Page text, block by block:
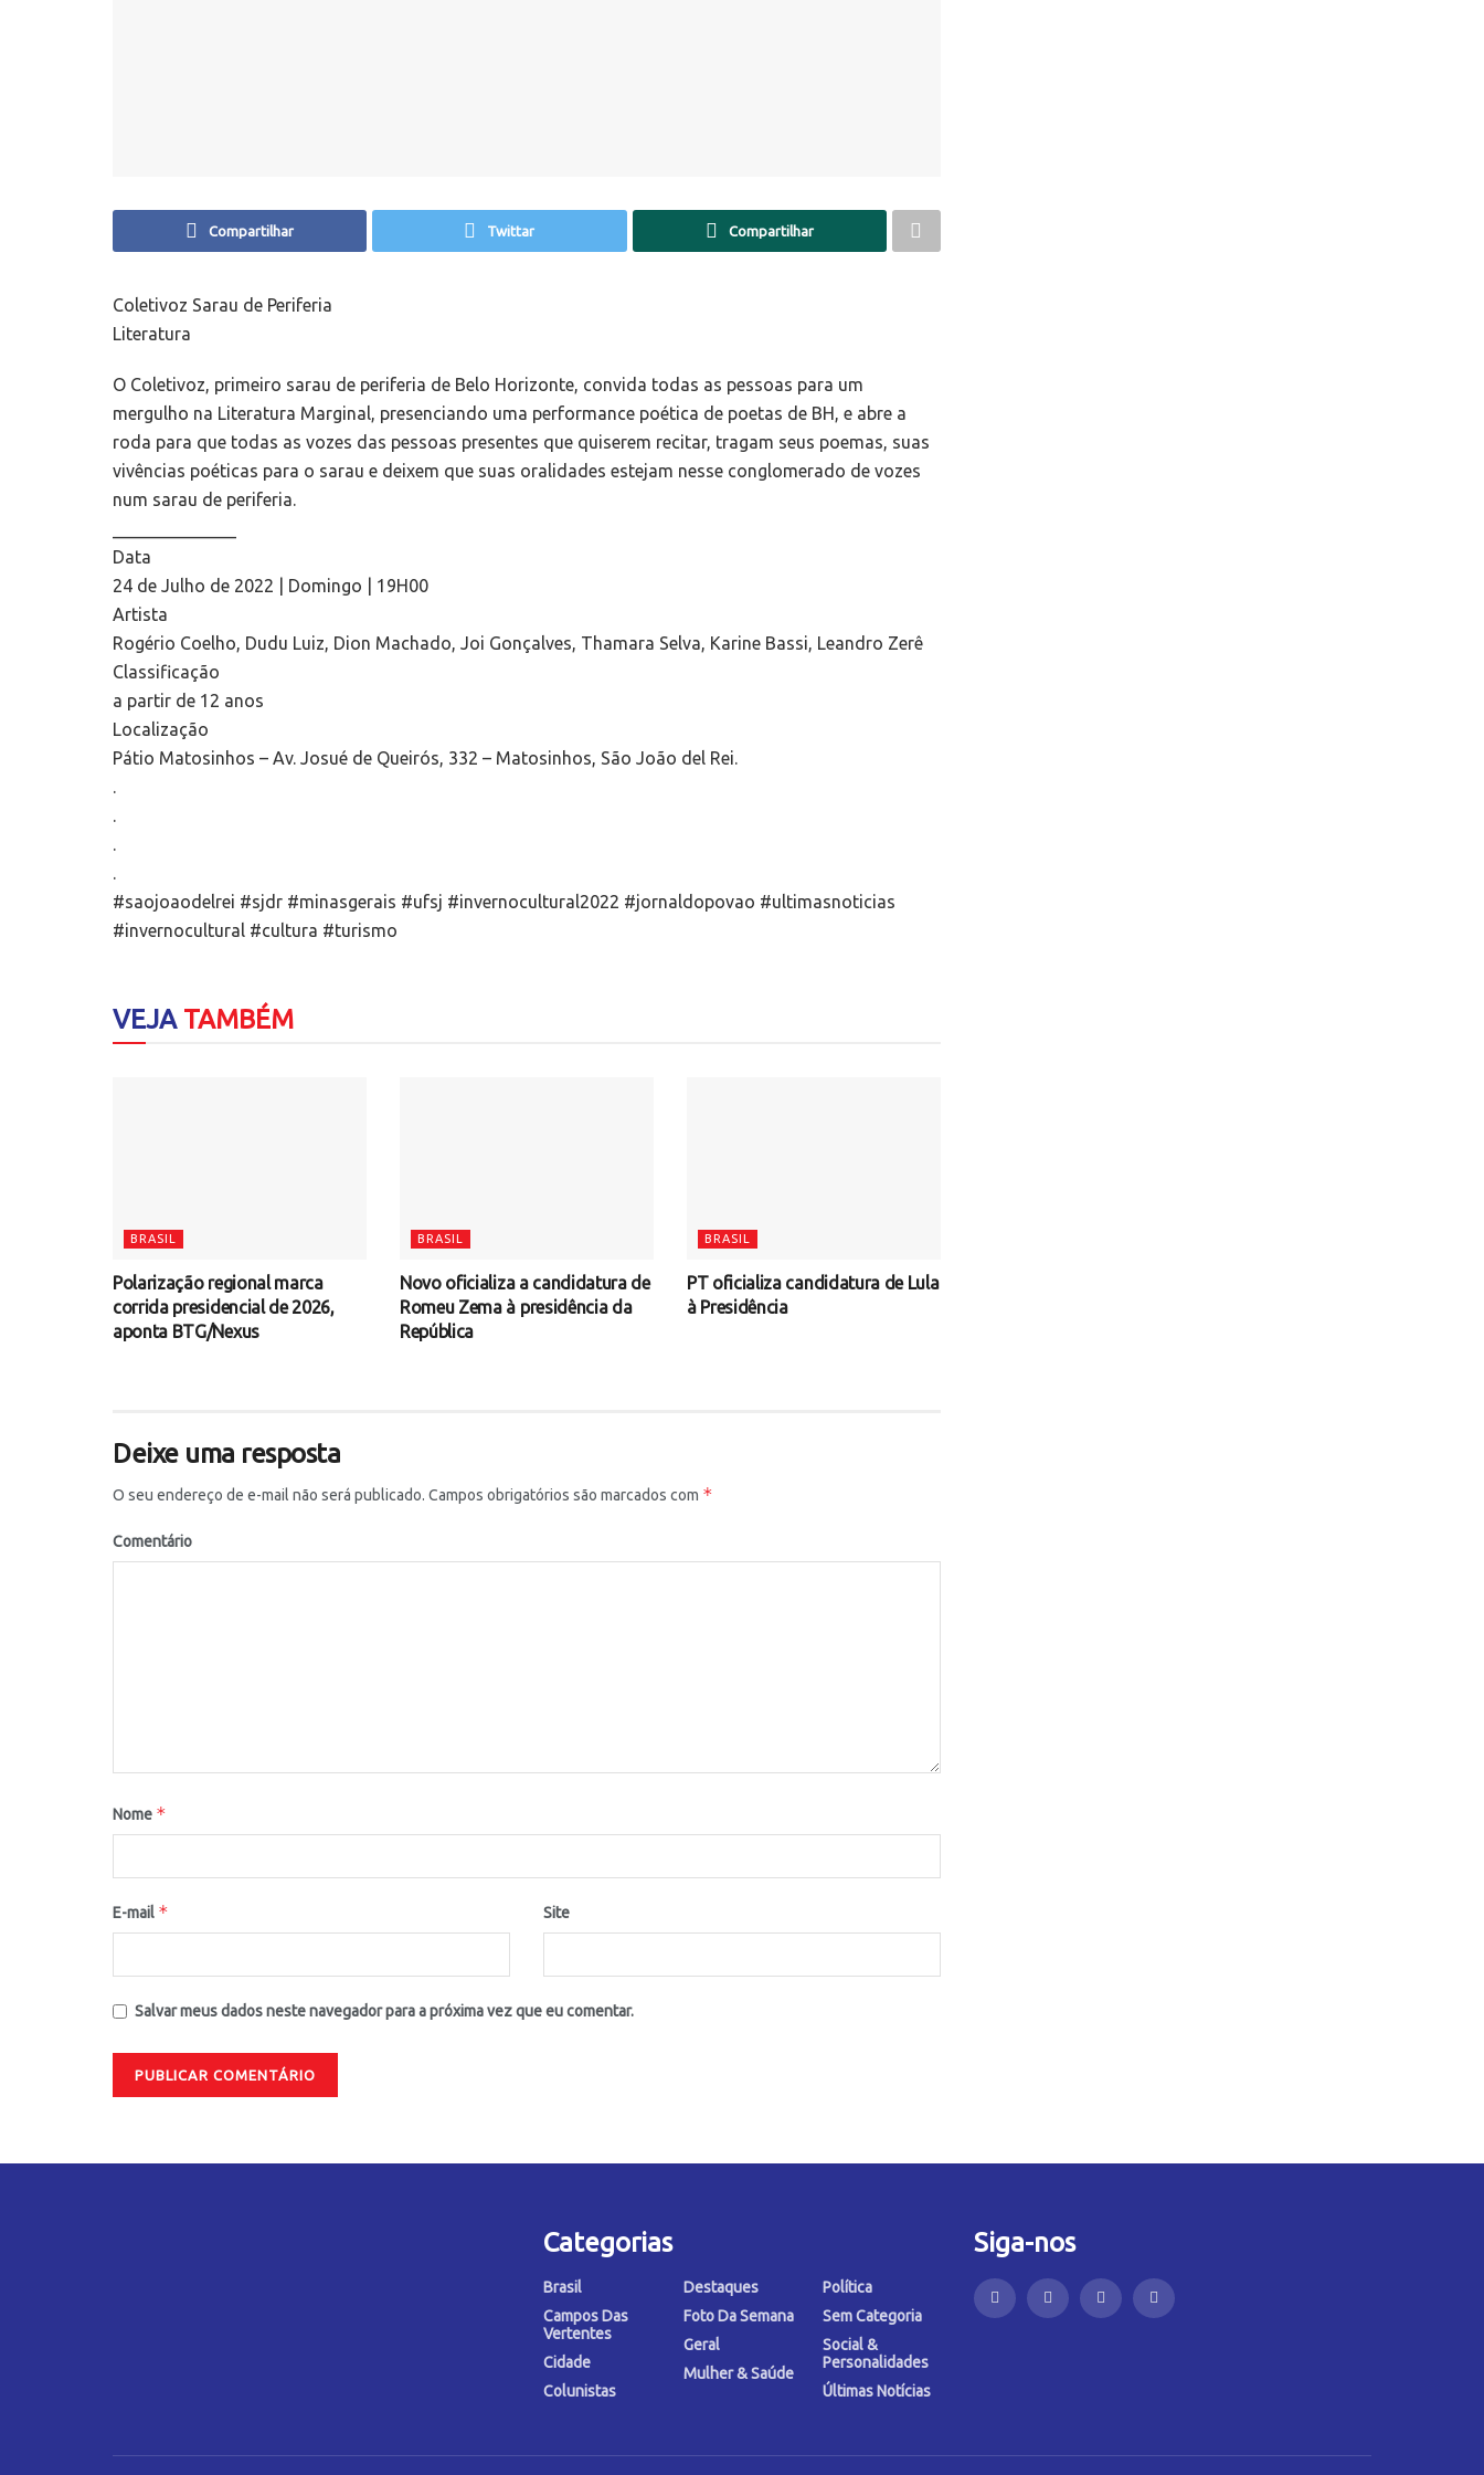
Compartilhar Twittar Compartilhar
Coletivoz Sarau de Periferia
Literatura
O Coletivoz, primeiro sarau de periferia de Belo Horizonte, convida todas as pessoas para um
mergulho na Literatura Marginal, presenciando uma performance poética de poetas de BH, e abre a
roda para que todas as vozes das pessoas presentes que quiserem recitar, tragam seus poemas, suas
vivências poéticas para o sarau e deixem que suas oralidades estejam nesse conglomerado de vozes
num sarau de periferia.
Data
24 de Julho de 2022 | Domingo | 19H00
Artista
Rogério Coelho, Dudu Luiz, Dion Machado, Joi Gonçalves, Thamara Selva, Karine Bassi, Leandro Zerê
Classificação
a partir de 12 anos
Localização
Pátio Matosinhos – Av. Josué de Queirós, 332 – Matosinhos, São João del Rei.
.
.
.
.
#saojoaodelrei #sjdr #minasgerais #ufsj #invernocultural2022 #jornaldopovao #ultimasnoticias
#invernocultural #cultura #turismo
VEJATAMBÉM
BRASIL
Polarização regional marca
corrida presidencial de 2026,
aponta BTG/Nexus
BRASIL
Novo oficializa a candidatura de
Romeu Zema à presidência da
República
BRASIL
PT oficializa candidatura de Lula
à Presidência
Deixe uma resposta
O seu endereço de e-mail não será publicado. Campos obrigatórios são marcados com *
Comentário
Nome *
E-mail * Site
Salvar meus dados neste navegador para a próxima vez que eu comentar.
Categorias
Brasil
Campos Das
Vertentes
Cidade
Colunistas
Destaques
Foto Da Semana
Geral
Mulher & Saúde
Política
Sem Categoria
Social &
Personalidades
Últimas Notícias
Siga-nos